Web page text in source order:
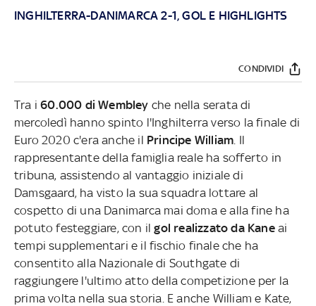
INGHILTERRA-DANIMARCA 2-1, GOL E HIGHLIGHTS
CONDIVIDI
Tra i60.000 di Wembley che nella serata di
mercoledì hanno spinto l'Inghilterra verso la finale di
Euro 2020 c'era anche il Principe William . Il
rappresentante della famiglia reale ha sofferto in
tribuna, assistendo al vantaggio iniziale di
Damsgaard, ha visto la sua squadra lottare al
cospetto di una Danimarca mai doma e alla fine ha
potuto festeggiare, con ilgol realizzato da Kaneai
tempi supplementari e il fischio finale che ha
consentito alla Nazionale di Southgate di
raggiungere l'ultimo atto della competizione per la
prima volta nella sua storia. E anche William e Kate,